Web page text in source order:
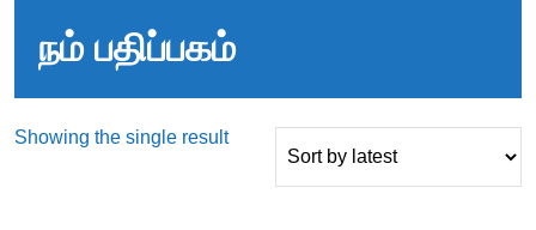
நம் பதிப்பகம்
Showing the single result